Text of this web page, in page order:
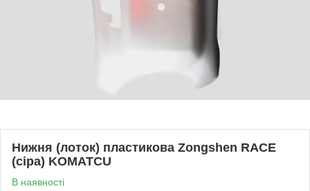
Нижня (лоток) пластикова Zongshen RACE
(сіра) KOMATCU
В наявності